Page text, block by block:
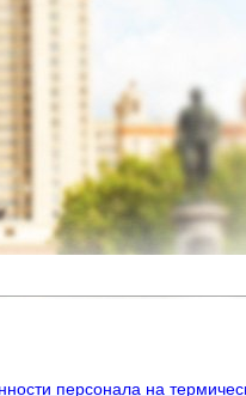
персонала на